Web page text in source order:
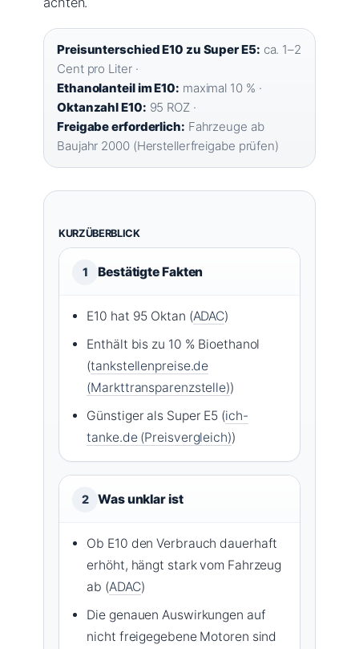
Preisunterschied E10 zu Super E5: ca. 1–2
Cent pro Liter ·
Ethanolanteil im E10: maximal 10 % ·
Oktanzahl E10: 95 ROZ ·
Freigabe erforderlich: Fahrzeuge ab
Baujahr 2000 (Herstellerfreigabe prüfen)
KURZÜBERBLICK
1 Bestätigte Fakten
E10 hat 95 Oktan (ADAC)
Enthält bis zu 10 % Bioethanol
(tankstellenpreise.de
(Markttransparenzstelle))
Günstiger als Super E5 (ich-
tanke.de (Preisvergleich))
2 Was unklar ist
Ob E10 den Verbrauch dauerhaft
erhöht, hängt stark vom Fahrzeug
ab (ADAC)
Die genauen Auswirkungen auf
nicht freigegebene Motoren sind